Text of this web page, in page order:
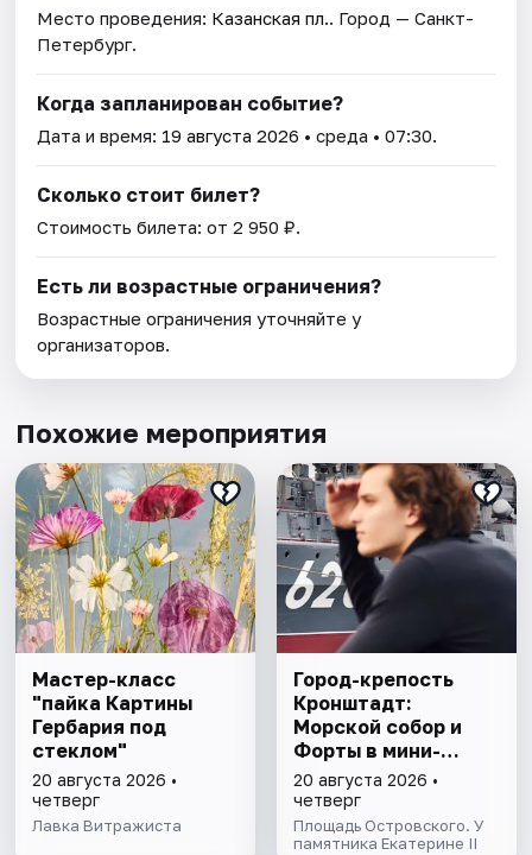
Место проведения: Казанская пл.. Город — Санкт-
Петербург.
Когда запланирован событие?
Дата и время: 19 августа 2026 • среда • 07:30.
Сколько стоит билет?
Стоимость билета: от 2 950 ₽.
Есть ли возрастные ограничения?
Возрастные ограничения уточняйте у
организаторов.
Похожие мероприятия
Мастер-класс
"пайка Картины
Гербария под
стеклом"
20 августа 2026 •
четверг
Лавка Витражиста
Город-крепость
Кронштадт:
Морской собор и
Форты в мини-
группе
20 августа 2026 •
четверг
Площадь Островского. У
памятника Екатерине II